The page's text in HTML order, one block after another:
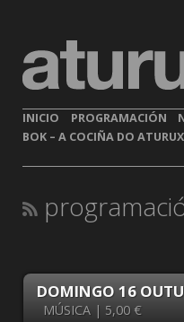
INICIO PROGRAMACIÓN
BOK – A COCIÑA DO
DOMINGO 16
MÚSICA | 5,00 €